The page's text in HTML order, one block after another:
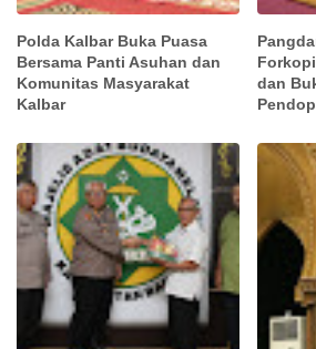
Polda Kalbar Buka Puasa
Bersama Panti Asuhan dan
Komunitas Masyarakat
Kalbar
dan